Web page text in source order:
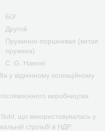
Б\У
Другой
Пружинно-поршневая (витая
пружина)
C. G. Haenel
у відмінному колекційному
виробництва
що використовувалась у
стрільбі в НДР.